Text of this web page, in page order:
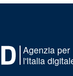
Agenzia per
l'Italia